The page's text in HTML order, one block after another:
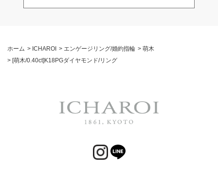
ホーム > ICHAROI > エンゲージリング/婚約指輪 > 萌木
> [萌木/0.40ct]K18PGダイヤモンド/リング